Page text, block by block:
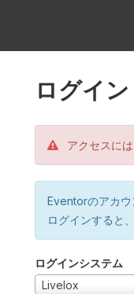
ログイン
アクセスに
Eventorのアカ
ログインすると、
ログインシステム
Livelox